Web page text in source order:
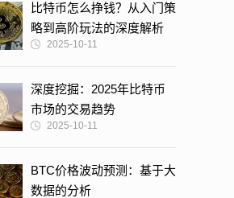
比特币怎么挣钱？从入门策
略到高阶玩法的深度解析
2025-10-11
深度挖掘：2025年比特币
市场的交易趋势
2025-10-11
BTC价格波动预测：基于大
数据的分析